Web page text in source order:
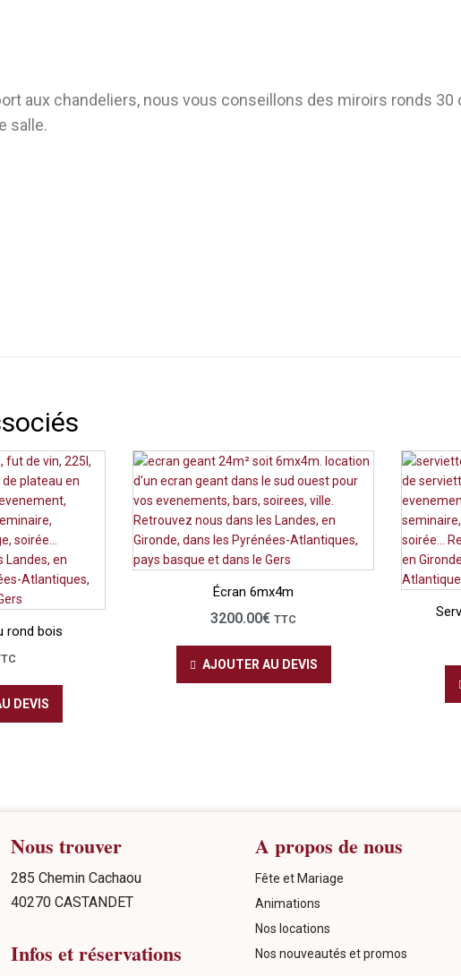
aux chandeliers, nous vous conseillons des miroirs ronds
salle.
rond bois
DEVIS
Écran 6mx4m
3200.00€ TTC
AJOUTER AU DEVIS
Nous trouver
285 Chemin Cachaou
40270 CASTANDET
Infos et réservations
A propos de nous
Fête et Mariage
Animations
Nos locations
Nos nouveautés et promos